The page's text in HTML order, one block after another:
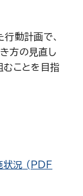
動計画で、
方の見直し
むことを目指
ィンドウで開きます
状況 (PDF